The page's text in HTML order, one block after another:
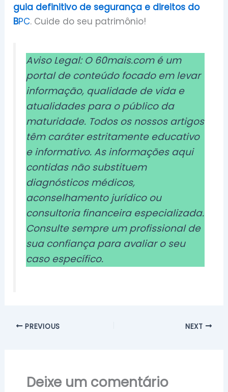
guia definitivo de segurança e direitos do
BPC. Cuide do seu patrimônio!
Aviso Legal: O 60mais.com é um
portal de conteúdo focado em levar
informação, qualidade de vida e
atualidades para o público da
maturidade. Todos os nossos artigos
têm caráter estritamente educativo
e informativo. As informações aqui
contidas não substituem
diagnósticos médicos,
aconselhamento jurídico ou
consultoria financeira especializada.
Consulte sempre um profissional de
sua confiança para avaliar o seu
caso específico.
PREVIOUS NEXT
Deixe um comentário